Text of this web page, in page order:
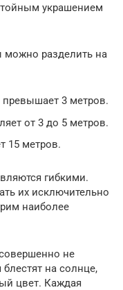
украшением
можно разделить на
3 метров.
от 3 до 5 метров.
15 метров.
гибкими.
их исключительно
наиболее
не
на солнце,
цвет. Каждая